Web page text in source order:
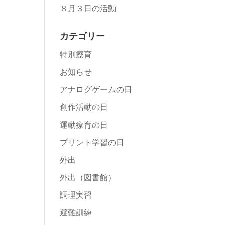
８月３日の活動
カテゴリー
特別療育
お知らせ
アナログゲームの日
創作活動の日
運動療育の日
プリント学習の日
外出
外出（図書館）
調理実習
避難訓練